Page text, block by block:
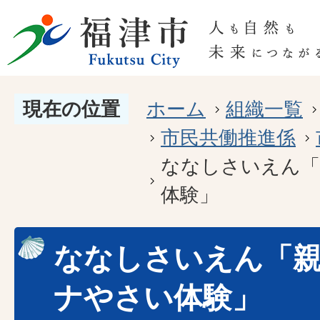
現在の位置 ホーム
組織一覧
市民共働推進係
ななしさいえん
体験」
ななしさいえん「
ナやさい体験」